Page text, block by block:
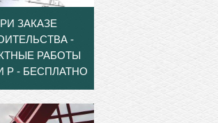
ЗАКАЗЕ
-
РАБОТЫ
Р - БЕСПЛАТНО